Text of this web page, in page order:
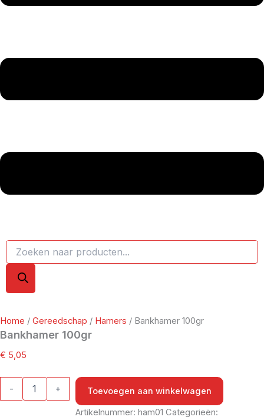
Home / Gereedschap / Hamers / Bankhamer 100gr
Bankhamer 100gr
€ 5,05
- +
Toevoegen aan winkelwagen
Artikelnummer: ham01Categorieën: